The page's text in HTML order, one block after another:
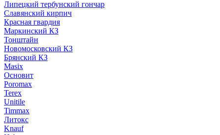
Липецкий тербунский гончар
Славянский кирпич
Красная гвардия
Маркинский КЗ
Тонштайн
Новомосковский КЗ
Брянский КЗ
Masix
Основит
Poromax
Terex
Unitile
Timmax
Литокс
Knauf